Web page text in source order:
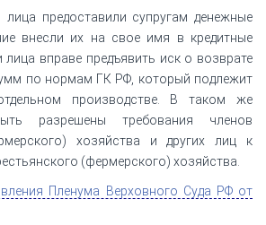
лица предоставили супругам денежные
внесли их на свое имя в кредитные
лица вправе предъявить иск о возврате
по нормам ГК РФ, который подлежит
производстве. В таком же
разрешены требования членов
хозяйства и других лиц к
(фермерского) хозяйства.
Пленума Верховного Суда РФ от